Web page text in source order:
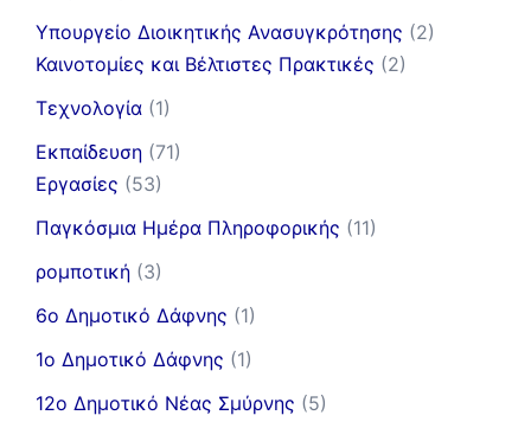
Υπουργείο Διοικητικής Ανασυγκρότησης (2)
Καινοτομίες και Βέλτιστες Πρακτικές (2)
Τεχνολογία (1)
Εκπαίδευση (71)
Εργασίες (53)
Παγκόσμια Ημέρα Πληροφορικής (11)
ρομποτική (3)
6ο Δημοτικό Δάφνης (1)
1ο Δημοτικό Δάφνης (1)
12ο Δημοτικό Νέας Σμύρνης (5)